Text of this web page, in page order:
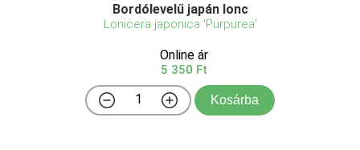
Bordólevelű japán lonc
Lonicera japonica 'Purpurea'
Online ár
5 350 Ft
Kosárba